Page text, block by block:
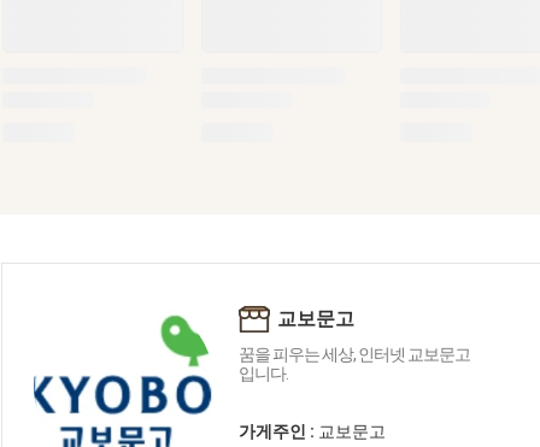
교보문고
꿈을 피우는 세상, 인터넷 교보문고
입니다.
가게주인 : 교보문고